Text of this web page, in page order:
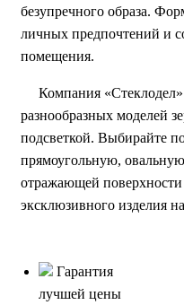
безупречного образа.
личных предпочтений и
помещения.
Компания «Стеклодел»
разнообразных моделей
подсветкой. Выбирайте
прямоугольную,
отражающей поверхности
эксклюзивного изделия
Гарантия
лучшей цены